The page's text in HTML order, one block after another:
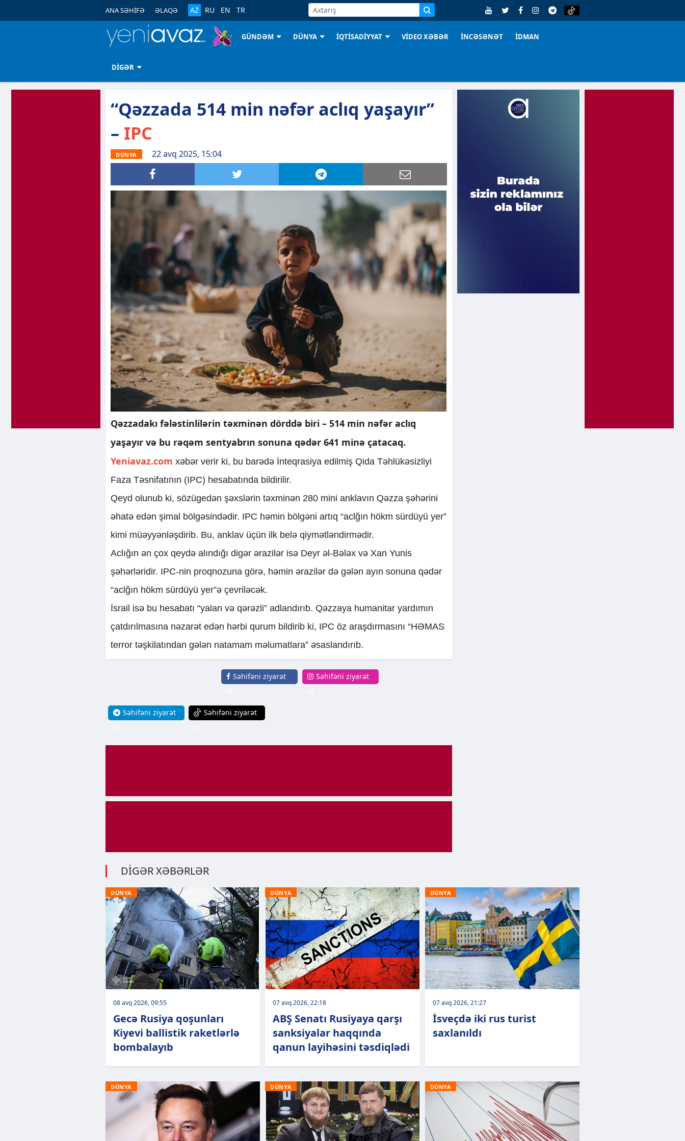
ANA SƏHİFƏ ƏLAQƏ AZ RU EN TR
GÜNDƏM DÜNYA İQTİSADİYYAT VİDEO XƏBƏR İNCƏSƏNƏT İDMAN
DİGƏR
“Qəzzada 514 min nəfər aclıq yaşayır”
– IPC
DÜNYA 22 avq 2025, 15:04
Qəzzadakı fələstinlilərin təxminən dörddə biri – 514 min nəfər aclıq
yaşayır və bu rəqəm sentyabrın sonuna qədər 641 minə çatacaq.
Yeniavaz.com xəbər verir ki, bu barədə İnteqrasiya edilmiş Qida Təhlükəsizliyi
Faza Təsnifatının (IPC) hesabatında bildirilir.
Qeyd olunub ki, sözügedən şəxslərin təxminən 280 mini anklavın Qəzza şəhərini
əhatə edən şimal bölgəsindədir. IPC həmin bölgəni artıq “aclğın hökm sürdüyü yer”
kimi müəyyənləşdirib. Bu, anklav üçün ilk belə qiymətləndirmədir.
Aclığın ən çox qeydə alındığı digər ərazilər isə Deyr əl-Bələx və Xan Yunis
şəhərləridir. IPC-nin proqnozuna görə, həmin ərazilər də gələn ayın sonuna qədər
“aclğın hökm sürdüyü yer”ə çevriləcək.
İsrail isə bu hesabatı “yalan və qərəzli” adlandırıb. Qəzzaya humanitar yardımın
çatdırılmasına nəzarət edən hərbi qurum bildirib ki, IPC öz araşdırmasını “HƏMAS
terror təşkilatından gələn natamam məlumatlara” əsaslandırıb.
Səhifəni ziyarət
Səhifəni ziyarət
Səhifəni ziyarət
Səhifəni ziyarət
DİGƏR XƏBƏRLƏR
DÜNYA
08 avq 2026, 09:55
Gecə Rusiya qoşunları
Kiyevi ballistik raketlərlə
bombalayıb
DÜNYA
07 avq 2026, 22:18
ABŞ Senatı Rusiyaya qarşı
sanksiyalar haqqında
qanun layihəsini təsdiqlədi
DÜNYA
07 avq 2026, 21:27
İsveçdə iki rus turist
saxlanıldı
DÜNYA DÜNYA DÜNYA